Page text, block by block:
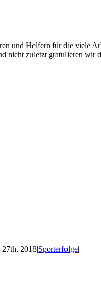
und Helfern für die viele
nicht zuletzt gratulieren wir
2018|Sporterfolge|